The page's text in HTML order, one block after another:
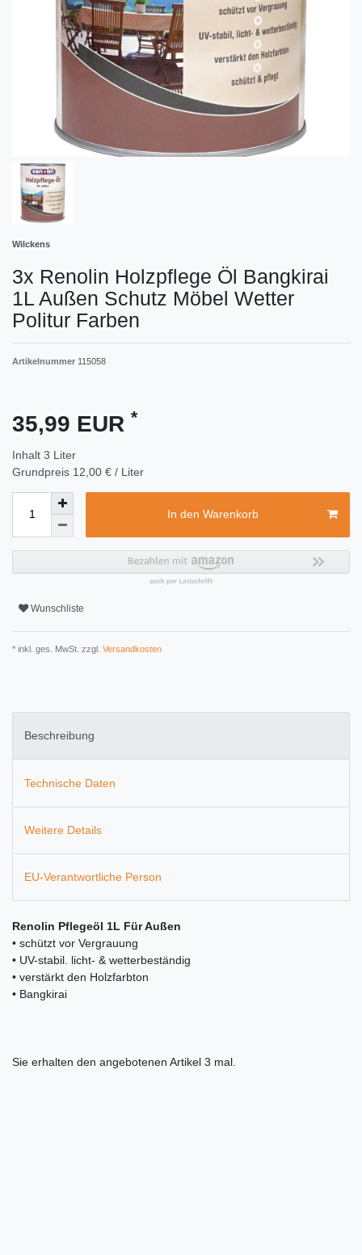
Wilckens
3x Renolin Holzpflege Öl Bangkirai
1L Außen Schutz Möbel Wetter
Politur Farben
Artikelnummer 115058
35,99 EUR *
Inhalt 3 Liter
Grundpreis 12,00 € / Liter
In den Warenkorb
Wunschliste
* inkl. ges. MwSt. zzgl. Versandkosten
Beschreibung
Technische Daten
Weitere Details
EU-Verantwortliche Person
Renolin Pflegeöl 1L Für Außen
• schützt vor Vergrauung
• UV-stabil. licht- & wetterbeständig
• verstärkt den Holzfarbton
• Bangkirai
Sie erhalten den angebotenen Artikel 3 mal.